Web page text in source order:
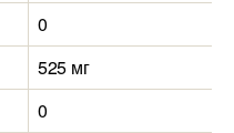
0
525 мг
0